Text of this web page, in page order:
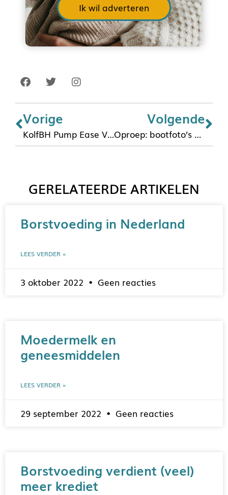
Ik wil adverteren
Vorige
KolfBH Pump Ease Very Cherry
Volgende
Oproep: bootfoto’s met borstvoeding gezocht
GERELATEERDE ARTIKELEN
Borstvoeding in Nederland
LEES VERDER »
3 oktober 2022 Geen reacties
Moedermelk en
geneesmiddelen
LEES VERDER »
29 september 2022 Geen reacties
Borstvoeding verdient (veel)
meer krediet